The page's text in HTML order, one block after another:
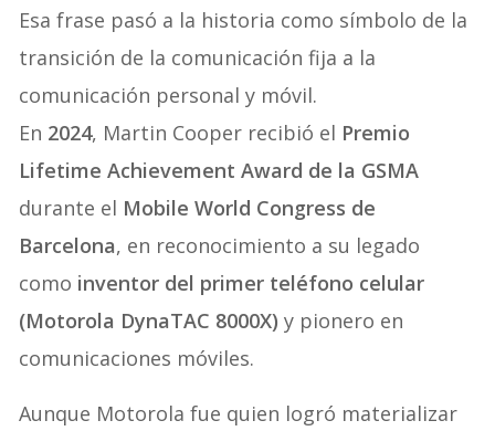
Esa frase pasó a la historia como símbolo de la
transición de la comunicación fija a la
comunicación personal y móvil.
En 2024, Martin Cooper recibió el Premio
Lifetime Achievement Award de la GSMA
durante el Mobile World Congress de
Barcelona, en reconocimiento a su legado
como inventor del primer teléfono celular
(Motorola DynaTAC 8000X) y pionero en
comunicaciones móviles.
Aunque Motorola fue quien logró materializar